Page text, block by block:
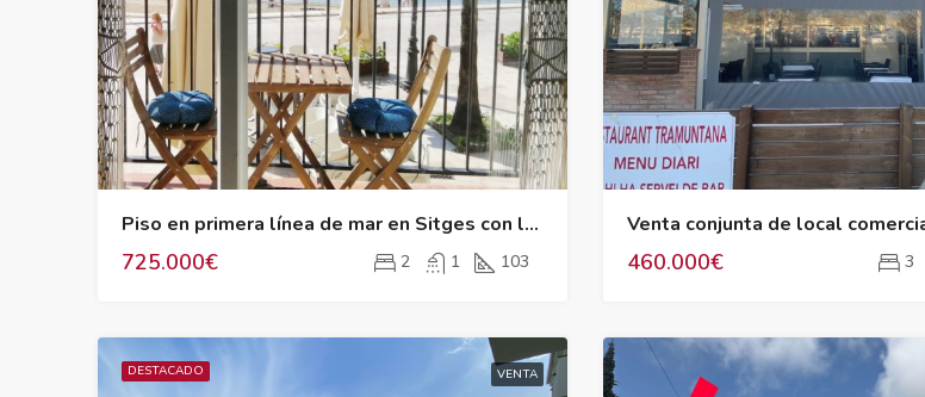
Piso en primera línea de mar en Sitges con licencia turística
725.000€ 2 1 103 460.000€ 3
DESTACADO VENTA